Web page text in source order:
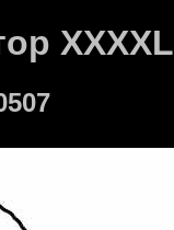
XXXXL